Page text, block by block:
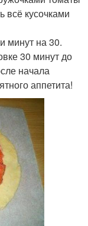
всё кусочками
минут на 30.
30 минут до
начала
аппетита!